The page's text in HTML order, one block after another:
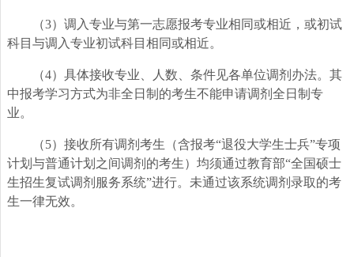
（3）调入专业与第一志愿报考专业相同或相近，或初试
科目与调入专业初试科目相同或相近。
（4）具体接收专业、人数、条件见各单位调剂办法。其
中报考学习方式为非全日制的考生不能申请调剂全日制专
业。
（5）接收所有调剂考生（含报考“退役大学生士兵”专项
计划与普通计划之间调剂的考生）均须通过教育部“全国硕士
生招生复试调剂服务系统”进行。未通过该系统调剂录取的考
生一律无效。